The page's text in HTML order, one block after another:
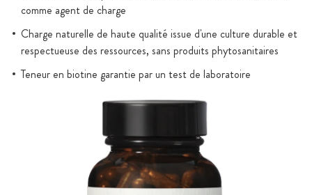
comme agent de charge
Charge naturelle de haute qualité issue d'une culture durable et
respectueuse des ressources, sans produits phytosanitaires
Teneur en biotine garantie par un test de laboratoire